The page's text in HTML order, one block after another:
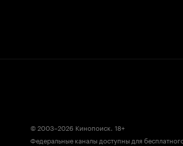
© 2003–2026 Кинопоиск. 18+
Федеральные каналы доступны для